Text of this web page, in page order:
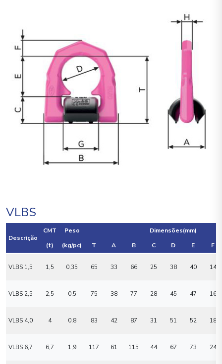
VLBS
Descrição
CMT Peso
Dimensões(mm)
(t)
(kg/pc) T A B C D E F
VLBS 1,5 1,5 0,35 65 33 66 25 38 40 14
VLBS 2,5 2,5 0,5 75 38 77 28 45 47 16
VLBS 4,0 4 0,8 83 42 87 31 51 52 18
VLBS 6,7 6,7 1,9 117 61 115 44 67 73 24